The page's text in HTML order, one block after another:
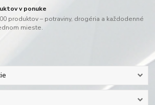
v ponuke
produktov – potraviny, drogéria a každodenné
mieste.